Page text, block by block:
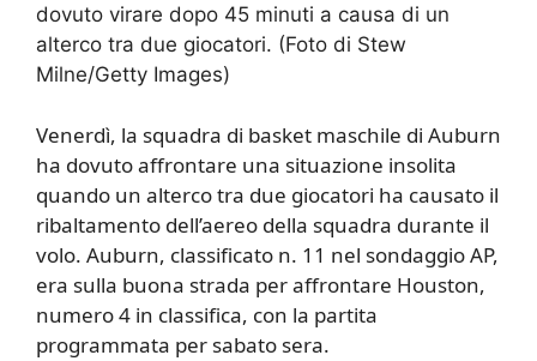
dovuto virare dopo 45 minuti a causa di un
alterco tra due giocatori. (Foto di Stew
Milne/Getty Images)
Venerdì, la squadra di basket maschile di Auburn
ha dovuto affrontare una situazione insolita
quando un alterco tra due giocatori ha causato il
ribaltamento dell’aereo della squadra durante il
volo. Auburn, classificato n. 11 nel sondaggio AP,
era sulla buona strada per affrontare Houston,
numero 4 in classifica, con la partita
programmata per sabato sera.